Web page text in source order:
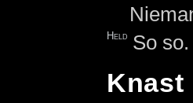
Held So so.
Knast